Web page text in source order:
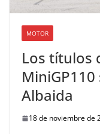
MOTOR
Los títulos
Albaida
18 de noviembre de